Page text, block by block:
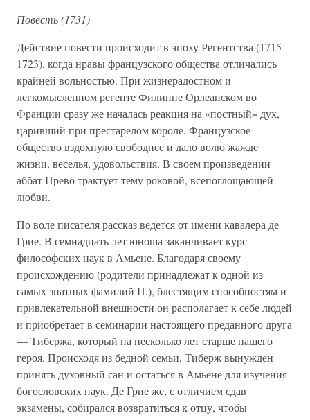
Повесть (1731)
Действие повести происходит в эпоху Регентства (1715–
1723), когда нравы французского общества отличались
крайней вольностью. При жизнерадостном и
легкомысленном регенте Филиппе Орлеанском во
Франции сразу же началась реакция на «постный» дух,
царивший при престарелом короле. Французское
общество вздохнуло свободнее и дало волю жажде
жизни, веселья, удовольствия. В своем произведении
аббат Прево трактует тему роковой, всепоглощающей
любви.
По воле писателя рассказ ведется от имени кавалера де
Грие. В семнадцать лет юноша заканчивает курс
философских наук в Амьене. Благодаря своему
происхождению (родители принадлежат к одной из
самых знатных фамилий П.), блестящим способностям и
привлекательной внешности он располагает к себе людей
и приобретает в семинарии настоящего преданного друга
— Тибержа, который на несколько лет старше нашего
героя. Происходя из бедной семьи, Тиберж вынужден
принять духовный сан и остаться в Амьене для изучения
богословских наук. Де Грие же, с отличием сдав
экзамены, собирался возвратиться к отцу, чтобы